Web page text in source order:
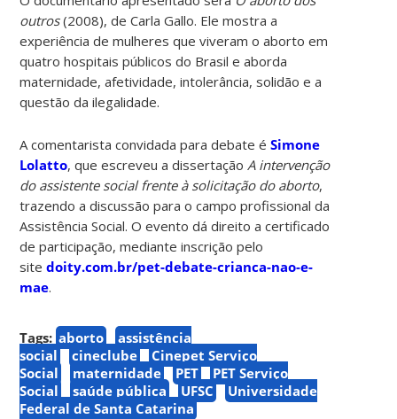
outros(2008), de Carla Gallo. Ele mostra a
experiência de mulheres que viveram o aborto em
quatro hospitais públicos do Brasil e aborda
maternidade, afetividade, intolerância, solidão e a
questão da ilegalidade.
A comentarista convidada para debate éSimone
Lolatto, que escreveu a dissertação A intervenção
do assistente social frente à solicitação do aborto,
trazendo a discussão para o campo profissional da
Assistência Social. O evento dá direito a certificado
de participação, mediante inscrição pelo
sitedoity.com.br/pet-debate-crianca-nao-e-
mae.
Tags: aborto
assistência
social
cineclube
Cinepet Serviço
Social
maternidade PET
PET Serviço
Social
saúde pública UFSC
Universidade
Federal de Santa Catarina